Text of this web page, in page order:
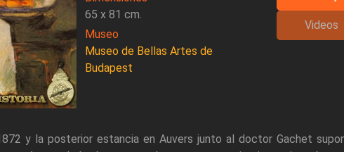
65 x 81 cm.
Museo
Museo de Bellas Artes de
Budapest
Videos
y la posterior estancia en Auvers junto al doctor Gachet